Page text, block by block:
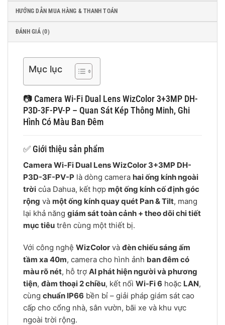
HƯỚNG DẪN MUA HÀNG & THANH TOÁN
ĐÁNH GIÁ (0)
Mục lục
📷 Camera Wi-Fi Dual Lens WizColor 3+3MP DH-
P3D-3F-PV-P – Quan Sát Kép Thông Minh, Ghi
Hình Có Màu Ban Đêm
✅ Giới thiệu sản phẩm
Camera Wi-Fi Dual Lens WizColor 3+3MP DH-
P3D-3F-PV-P là dòng camera hai ống kính ngoài
trời của Dahua, kết hợp một ống kính cố định góc
rộng và một ống kính quay quét Pan & Tilt, mang
lại khả năng giám sát toàn cảnh + theo dõi chi tiết
mục tiêu trên cùng một thiết bị.
Với công nghệ WizColor và đèn chiếu sáng ấm
tầm xa 40m, camera cho hình ảnh ban đêm có
màu rõ nét, hỗ trợ AI phát hiện người và phương
tiện, đàm thoại 2 chiều, kết nối Wi-Fi 6 hoặc LAN,
cùng chuẩn IP66 bền bỉ – giải pháp giám sát cao
cấp cho cổng nhà, sân vườn, bãi xe và khu vực
ngoài trời rộng.